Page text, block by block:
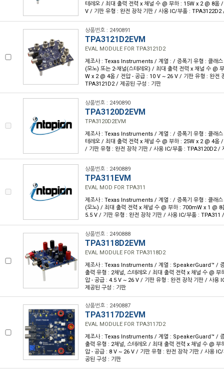
테레오 / 최대 출력 전력 x 채널 수 @ 부하 : 15W x 2 @ 8옴
V / 기판 유형 : 완전 장착 기판 / 사용 IC/부품 : TPA3122D2
상품번호 : 2490891
TPA3121D2EVM
EVAL MODULE FOR TPA3121D2
제조사 : Texas Instruments / 계열 : / 증폭기 유형 : 클래스
(모노) 또는 2-채널(스테레오) / 최대 출력 전력 x 채널 수 @
W x 2 @ 4옴 / 전압 - 공급 : 10 V ~ 26 V / 기판 유형 : 완전
TPA3121D2 / 제공된 구성 : 기판
상품번호 : 2490890
TPA3120D2EVM
TPA3120D2EVM
제조사 : Texas Instruments / 계열 : / 증폭기 유형 : 클래스
테레오 / 최대 출력 전력 x 채널 수 @ 부하 : 25W x 2 @ 4옴
/ 기판 유형 : 완전 장착 기판 / 사용 IC/부품 : TPA3120D2 /
상품번호 : 2490889
TPA311EVM
EVAL MOD FOR TPA311
제조사 : Texas Instruments / 계열 : / 증폭기 유형 : 클래스
(모노) / 최대 출력 전력 x 채널 수 @ 부하 : 700mW x 1 @
5.5 V / 기판 유형 : 완전 장착 기판 / 사용 IC/부품 : TPA311
상품번호 : 2490888
TPA3118D2EVM
EVAL MODULE FOR TPA3118D2
제조사 : Texas Instruments / 계열 : SpeakerGuard™ /
출력 유형 : 2채널, 스테레오 / 최대 출력 전력 x 채널 수 @
압 - 공급 : 4.5 V ~ 26 V / 기판 유형 : 완전 장착 기판 / 사용
제공된 구성 : 기판
상품번호 : 2490887
TPA3117D2EVM
EVAL MODULE FOR TPA3117D2
제조사 : Texas Instruments / 계열 : SpeakerGuard™ /
출력 유형 : 2채널, 스테레오 / 최대 출력 전력 x 채널 수 @
압 - 공급 : 8 V ~ 26 V / 기판 유형 : 완전 장착 기판 / 사용
공된 구성 : 기판